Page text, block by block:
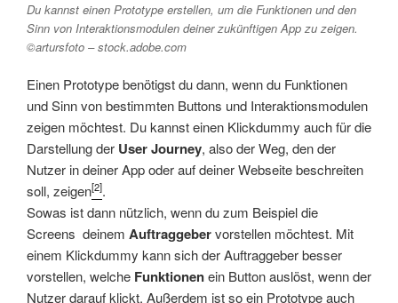
Du kannst einen Prototype erstellen, um die Funktionen und den
Sinn von Interaktionsmodulen deiner zukünftigen App zu zeigen.
©artursfoto – stock.adobe.com
Einen Prototype benötigst du dann, wenn du Funktionen
und Sinn von bestimmten Buttons und Interaktionsmodulen
zeigen möchtest. Du kannst einen Klickdummy auch für die
Darstellung der User Journey, also der Weg, den der
Nutzer in deiner App oder auf deiner Webseite beschreiten
soll, zeigen[2].
Sowas ist dann nützlich, wenn du zum Beispiel die
Screens deinem Auftraggebervorstellen möchtest. Mit
einem Klickdummy kann sich der Auftraggeber besser
vorstellen, welche Funktionenein Button auslöst, wenn der
Nutzer darauf klickt. Außerdem ist so ein Prototype auch